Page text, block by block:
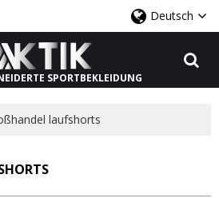
Deutsch
SPORTBEKLEIDUNG
laufshorts